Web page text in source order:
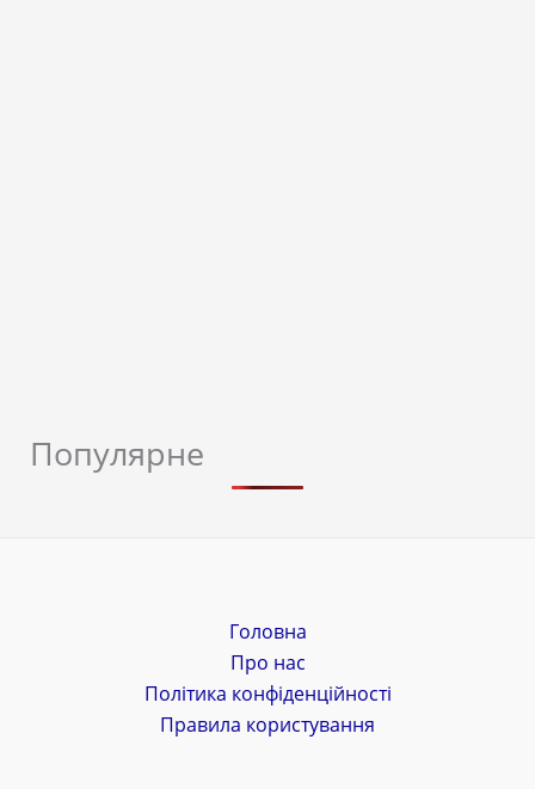
Популярне
Головна
Про нас
Політика конфіденційності
Правила користування